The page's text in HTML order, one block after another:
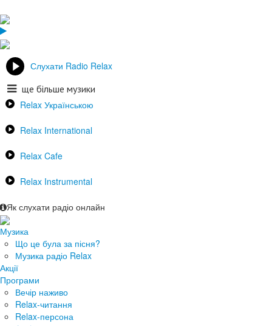
Слухати Radio Relax
ще більше музики
Relax Українською
Relax International
Relax Cafe
Relax Instrumental
Як слухати радіо онлайн
Музика
Що це була за пісня?
Музика радіо Relax
Акції
Програми
Вечір наживо
Relax-читання
Relax-персона